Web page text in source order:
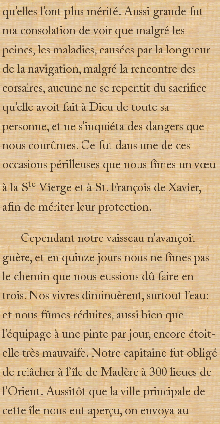
qu’elles l’ont plus mérité. Aussi grande fut
ma consolation de voir que malgré les
peines, les maladies, causées par la longueur
de la navigation, malgré la rencontre des
corsaires, aucune ne se repentit du sacrifice
qu’elle avoit fait à Dieu de toute sa
personne, et ne s’inquiéta des dangers que
nous courûmes. Ce fut dans une de ces
occasions périlleuses que nous fîmes un vœu
à la SteVierge et à St. François de Xavier,
afin de mériter leur protection.
Cependant notre vaisseau n’avançoit
guère, et en quinze jours nous ne fîmes pas
le chemin que nous eussions dû faire en
trois. Nos vivres diminuèrent, surtout l’eau:
et nous fûmes réduites, aussi bien que
l’équipage à une pinte par jour, encore étoit-
elle très mauvaife. Notre capitaine fut obligé
de relâcher à l’île de Madère à 300 lieues de
l’Orient. Aussitôt que la ville principale de
cette île nous eut aperçu, on envoya au